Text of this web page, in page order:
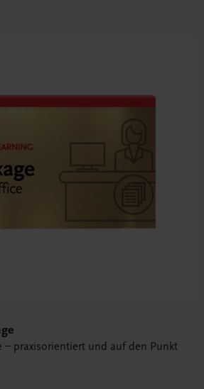
– praxisorientiert und auf den Punkt